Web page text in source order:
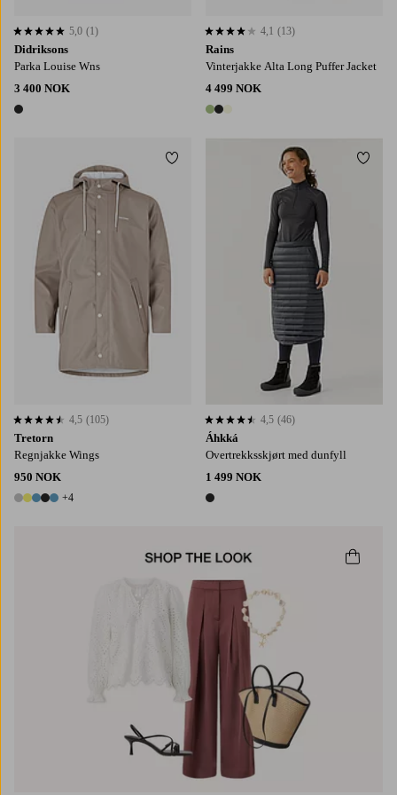
Didriksons
Parka Louise Wns
3 400 NOK
1 farge
5,0 basert på 1 karaktergivninger
5,0 (1)
Rains
Vinterjakke Alta Long Puffer Jacket
4 499 NOK
3 farger
4,1 basert på 13 karaktergivninger
4,1 (13)
Tretorn
Regnjakke Wings
950 NOK
9 farger
+4
4,5 basert på 105 karaktergivninger
4,5 (105)
Legg til favoritter
Áhkká
Overtrekksskjørt med dunfyll
1 499 NOK
1 farge
4,5 basert på 46 karaktergivninger
4,5 (46)